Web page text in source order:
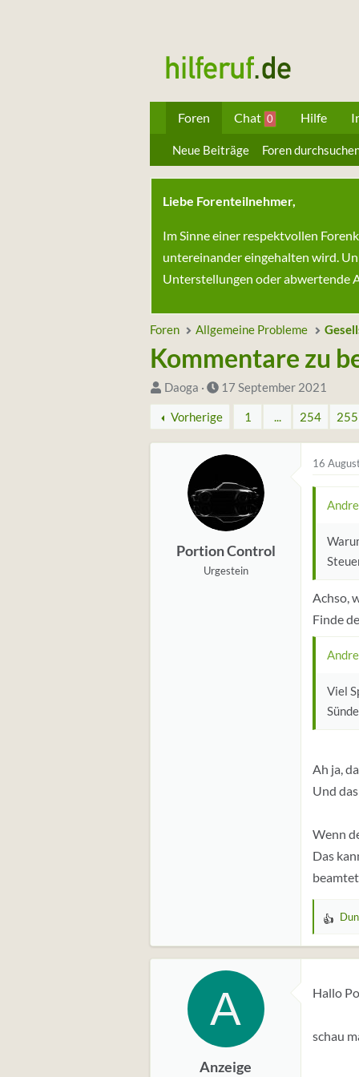
Foren Chat 0 Hilfe
Neue Beiträge Foren
Liebe Forenteilnehmer,
Im Sinne einer respektvollen
untereinander eingehalten wird.
Unterstellungen oder abwertende
Foren Allgemeine Probleme
Kommentare zu
S
t
a
r
Daoga
D
a
t
u
S
a
r
t
17 September 2021
Vorherige 1 ... 254 255
Portion Control
Urgestein
16
Achso,
Finde
Viel
Ah ja,
Und
Wenn
Das
W
r
u
g
A
Anzeige
Hallo
schau